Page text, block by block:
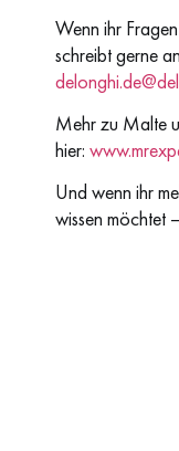
Wenn ihr
schreibt gerne
Mehr zu Malte
hier:
Und wenn ihr
wissen möchtet